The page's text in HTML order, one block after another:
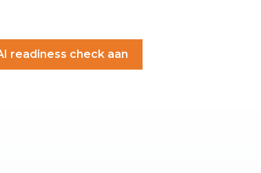
ons
readiness check aan